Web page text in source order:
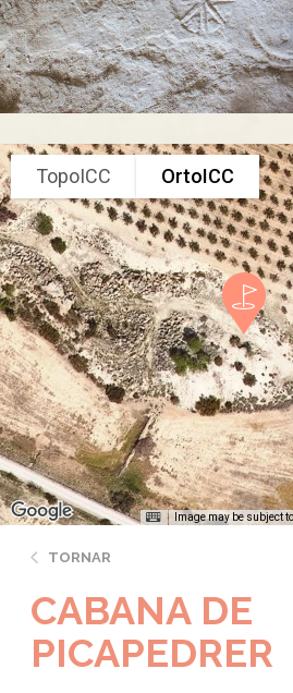
TopoICC OrtoICC
Image may be subject
TORNAR
CABANA DE
PICAPEDRER